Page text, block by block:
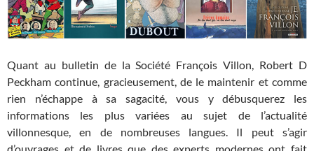
Quant au bulletin de la Société François Villon, Robert D
Peckham continue, gracieusement, de le maintenir et comme
rien n’échappe à sa sagacité, vous y débusquerez les
informations les plus variées au sujet de l’actualité
villonnesque, en de nombreuses langues. Il peut s’agir